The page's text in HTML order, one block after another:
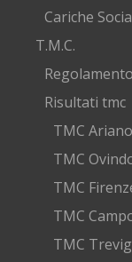
Cariche
T.M.C.
Risultati tmc
TMC
TMC
TMC
TMC
TMC